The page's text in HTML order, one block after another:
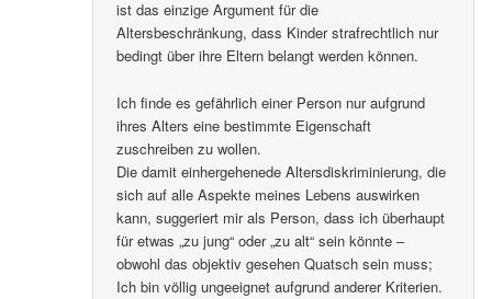
ist das einzige Argument für die
Altersbeschränkung, dass Kinder strafrechtlich nur
bedingt über ihre Eltern belangt werden können.
Ich finde es gefährlich einer Person nur aufgrund
ihres Alters eine bestimmte Eigenschaft
zuschreiben zu wollen.
Die damit einhergehenede Altersdiskriminierung, die
sich auf alle Aspekte meines Lebens auswirken
kann, suggeriert mir als Person, dass ich überhaupt
für etwas „zu jung“ oder „zu alt“ sein könnte –
obwohl das objektiv gesehen Quatsch sein muss;
Ich bin völlig ungeeignet aufgrund anderer Kriterien.